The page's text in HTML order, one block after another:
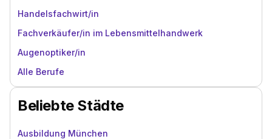
Handelsfachwirt/in
Fachverkäufer/in im Lebensmittelhandwerk
Augenoptiker/in
Alle Berufe
Beliebte Städte
Ausbildung München